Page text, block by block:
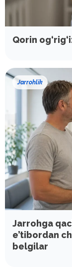
Qorin
Jarrohlik
Jarrohga
e’tibordan
belgilar